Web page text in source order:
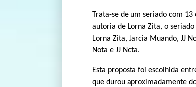
Trata-se de um seriado com
autoria de Lorna Zita, o
Lorna Zita, Jarcia Muando, JJ
Nota e JJ Nota.
Esta proposta foi escolhida
que durou aproximadamente